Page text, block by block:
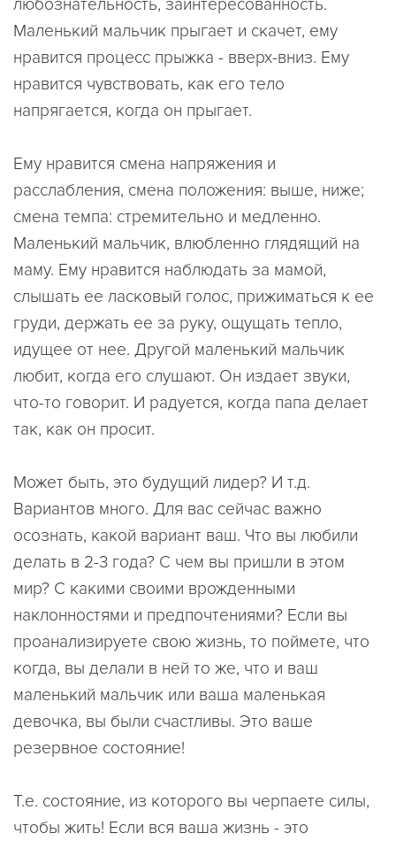
любознательность, заинтересованность.
Маленький мальчик прыгает и скачет, ему
нравится процесс прыжка - вверх-вниз. Ему
нравится чувствовать, как его тело
напрягается, когда он прыгает.
Ему нравится смена напряжения и
расслабления, смена положения: выше, ниже;
смена темпа: стремительно и медленно.
Маленький мальчик, влюбленно глядящий на
маму. Ему нравится наблюдать за мамой,
слышать ее ласковый голос, прижиматься к ее
груди, держать ее за руку, ощущать тепло,
идущее от нее. Другой маленький мальчик
любит, когда его слушают. Он издает звуки,
что-то говорит. И радуется, когда папа делает
так, как он просит.
Может быть, это будущий лидер? И т.д.
Вариантов много. Для вас сейчас важно
осознать, какой вариант ваш. Что вы любили
делать в 2-3 года? С чем вы пришли в этом
мир? С какими своими врожденными
наклонностями и предпочтениями? Если вы
проанализируете свою жизнь, то поймете, что
когда, вы делали в ней то же, что и ваш
маленький мальчик или ваша маленькая
девочка, вы были счастливы. Это ваше
резервное состояние!
Т.е. состояние, из которого вы черпаете силы,
чтобы жить! Если вся ваша жизнь - это